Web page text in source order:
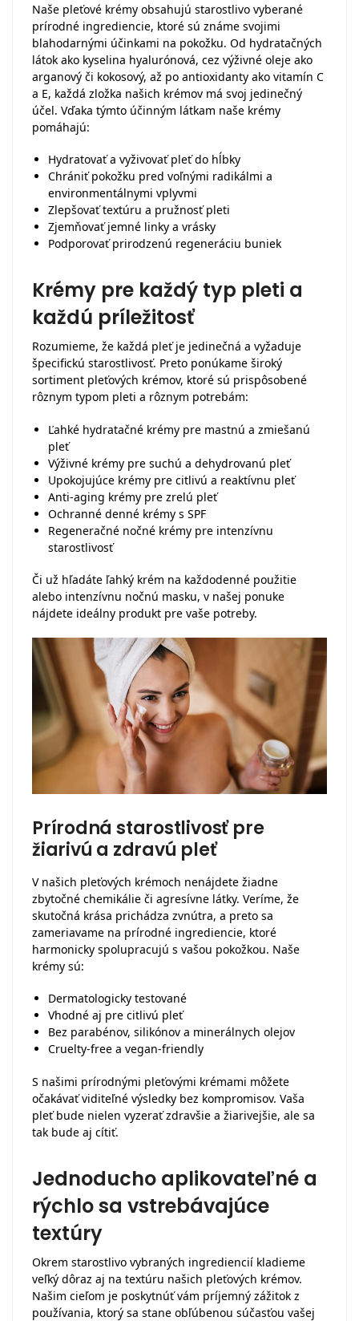
Naše pleťové krémy obsahujú starostlivo vyberané
prírodné ingrediencie, ktoré sú známe svojimi
blahodarnými účinkami na pokožku. Od hydratačných
látok ako kyselina hyalurónová, cez výživné oleje ako
arganový či kokosový, až po antioxidanty ako vitamín C
a E, každá zložka našich krémov má svoj jedinečný
účel. Vďaka týmto účinným látkam naše krémy
pomáhajú:
Hydratovať a vyživovať pleť do hĺbky
Chrániť pokožku pred voľnými radikálmi a
environmentálnymi vplyvmi
Zlepšovať textúru a pružnosť pleti
Zjemňovať jemné linky a vrásky
Podporovať prirodzenú regeneráciu buniek
Krémy pre každý typ pleti a
každú príležitosť
Rozumieme, že každá pleť je jedinečná a vyžaduje
špecifickú starostlivosť. Preto ponúkame široký
sortiment pleťových krémov, ktoré sú prispôsobené
rôznym typom pleti a rôznym potrebám:
Ľahké hydratačné krémy pre mastnú a zmiešanú
pleť
Výživné krémy pre suchú a dehydrovanú pleť
Upokojujúce krémy pre citlivú a reaktívnu pleť
Anti-aging krémy pre zrelú pleť
Ochranné denné krémy s SPF
Regeneračné nočné krémy pre intenzívnu
starostlivosť
Či už hľadáte ľahký krém na každodenné použitie
alebo intenzívnu nočnú masku, v našej ponuke
nájdete ideálny produkt pre vaše potreby.
Prírodná starostlivosť pre
žiarivú a zdravú pleť
V našich pleťových krémoch nenájdete žiadne
zbytočné chemikálie či agresívne látky. Veríme, že
skutočná krása prichádza zvnútra, a preto sa
zameriavame na prírodné ingrediencie, ktoré
harmonicky spolupracujú s vašou pokožkou. Naše
krémy sú:
Dermatologicky testované
Vhodné aj pre citlivú pleť
Bez parabénov, silikónov a minerálnych olejov
Cruelty-free a vegan-friendly
S našimi prírodnými pleťovými krémami môžete
očakávať viditeľné výsledky bez kompromisov. Vaša
pleť bude nielen vyzerať zdravšie a žiarivejšie, ale sa
tak bude aj cítiť.
Jednoducho aplikovateľné a
rýchlo sa vstrebávajúce
textúry
Okrem starostlivo vybraných ingrediencií kladieme
veľký dôraz aj na textúru našich pleťových krémov.
Našim cieľom je poskytnúť vám príjemný zážitok z
používania, ktorý sa stane obľúbenou súčasťou vašej